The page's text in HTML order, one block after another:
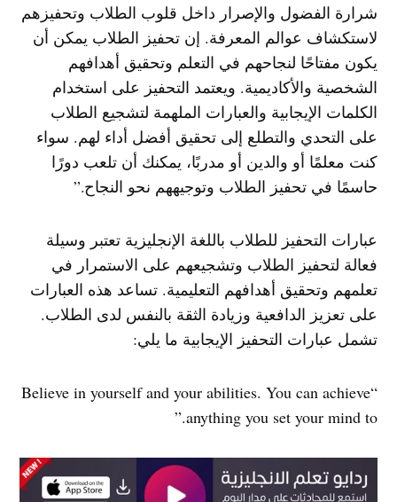
شرارة الفضول والإصرار داخل قلوب الطلاب وتحفيزهم
لاستكشاف عوالم المعرفة. إن تحفيز الطلاب يمكن أن
يكون مفتاحًا لنجاحهم في التعلم وتحقيق أهدافهم
الشخصية والأكاديمية. ويعتمد التحفيز على استخدام
الكلمات الإيجابية والعبارات الملهمة لتشجيع الطلاب
على التحدي والتطلع إلى تحقيق أفضل أداء لهم. سواء
كنت معلمًا أو والدين أو مدربًا، يمكنك أن تلعب دورًا
حاسمًا في تحفيز الطلاب وتوجيههم نحو النجاح.”
عبارات التحفيز للطلاب باللغة الإنجليزية تعتبر وسيلة
فعالة لتحفيز الطلاب وتشجيعهم على الاستمرار في
تعلمهم وتحقيق أهدافهم التعليمية. تساعد هذه العبارات
على تعزيز الدافعية وزيادة الثقة بالنفس لدى الطلاب.
تشمل عبارات التحفيز الإيجابية ما يلي:
“Believe in yourself and your abilities. You can achieve
anything you set your mind to.”